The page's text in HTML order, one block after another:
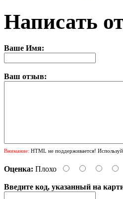
Написать
Ваше Имя:
Ваш отзыв:
Внимание: HTML не поддерживается!
Оценка: Плохо
Введите код, указанный на